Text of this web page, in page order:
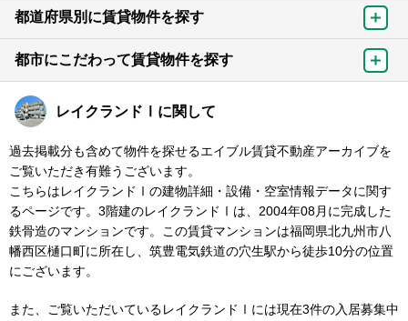
都道府県別に賃貸物件を探す
都市にこだわって賃貸物件を探す
レイクランドⅠに関して
過去掲載分も含めて物件を探せるエイブル賃貸不動産アーカイブを
ご覧いただき有難うございます。
こちらはレイクランドⅠの建物詳細・設備・空室情報データに関す
るページです。3階建のレイクランドⅠは、2004年08月に完成した
鉄骨造のマンションです。この賃貸マンションは福岡県北九州市八
幡西区樋口町に所在し、筑豊電気鉄道の穴生駅から徒歩10分の位置
にございます。
また、ご覧いただいているレイクランドⅠには現在3件の入居募集中